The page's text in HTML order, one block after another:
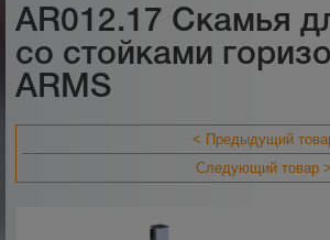
AR012.17 Скамья
со стойками
ARMS
< Предыдущий
Следующий товар >